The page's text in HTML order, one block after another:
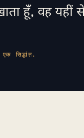
हूँ, वह यहीं
सिद्धांत.